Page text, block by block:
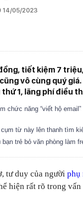
14/05/2023
tiết kiệm 7
vô cùng quý
1, lãng phí điều
chức năng “viết hộ
từ này lên thanh tìm
trẻ bỏ văn phòng làm
tư duy của người phụ
hiện rất rõ trong vấn